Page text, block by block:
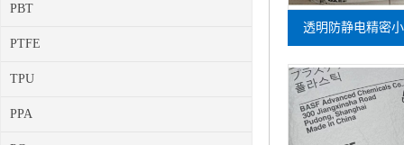
PBT
PTFE
TPU
PPA
透明防静电精密
C2TR聚醚